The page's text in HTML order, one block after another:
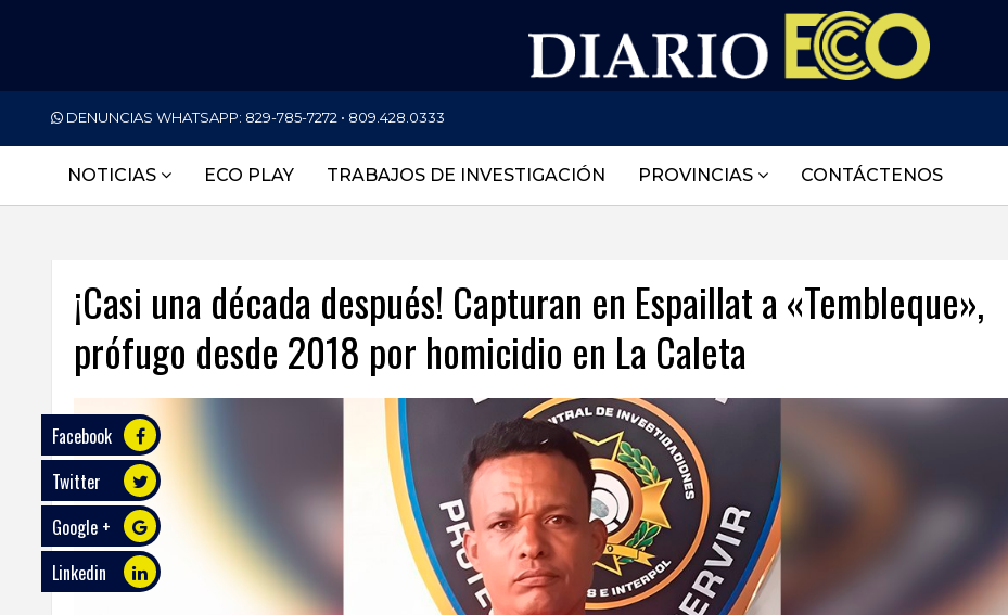
DENUNCIAS WHATSAPP: 829-785-7272 • 809.428.0333
NOTICIAS ECO PLAY TRABAJOS DE INVESTIGACIÓN PROVINCIAS CONTÁCTENOS
NACIONALES
ECONOMÍA
DEPORTES
SALUD
TECNOLOGÍA
ECO
PLAY
TRABAJOS
¡Casi una década después! Capturan en Espaillat a «Tembleque»,
prófugo desde 2018 por homicidio en La Caleta
Facebook
Twitter
Google +
Linkedin